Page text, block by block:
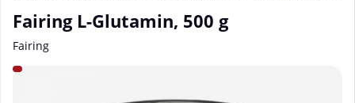
Fairing L-Glutamin, 500 g
Fairing
Tuotekuvat Fairing L-Glutamin, 500 g